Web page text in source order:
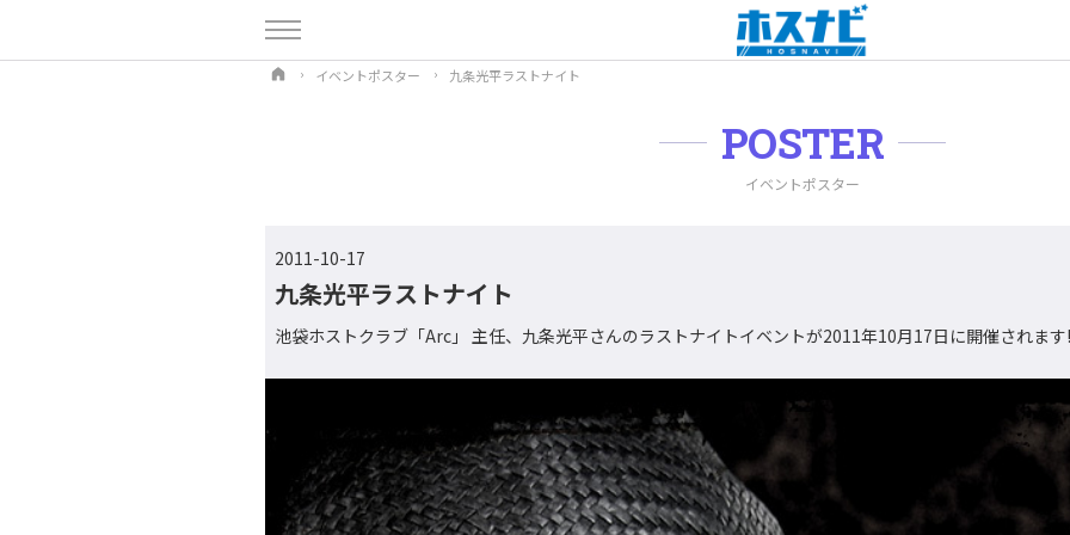
イベントポスター 九条光平ラストナイト
POSTER
イベントポスター
2011-10-17
九条光平ラストナイト
池袋ホストクラブ「Arc」 主任、九条光平さんのラストナイトイベントが2011年10月17日に開催されま